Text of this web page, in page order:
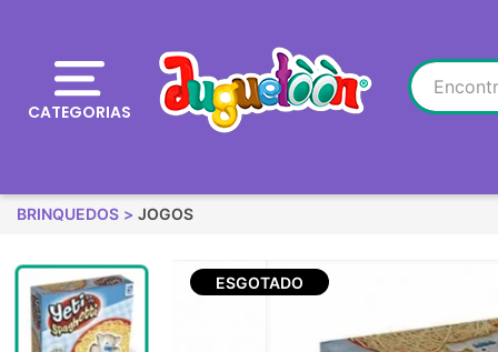
CATEGORIAS
BRINQUEDOS JOGOS
ESGOTADO